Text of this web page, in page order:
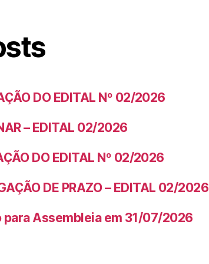
DO EDITAL Nº 02/2026
– EDITAL 02/2026
DO EDITAL Nº 02/2026
DE PRAZO – EDITAL 02/2026
para Assembleia em 31/07/2026